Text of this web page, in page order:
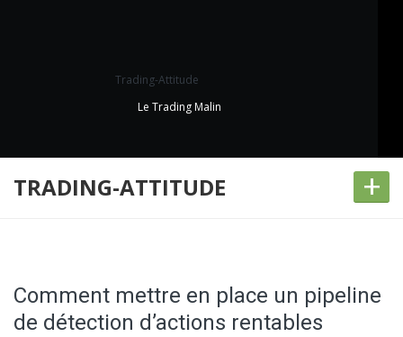
Trading-Attitude
Le Trading Malin
TRADING-ATTITUDE +
Comment mettre en place un pipeline
de détection d’actions rentables